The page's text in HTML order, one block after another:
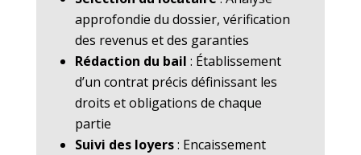
approfondie du dossier, vérification
des revenus et des garanties
Rédaction du bail : Établissement
d’un contrat précis définissant les
droits et obligations de chaque
partie
Suivi des loyers: Encaissement